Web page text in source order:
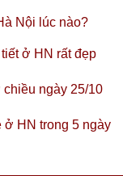
Nội lúc nào?
ở HN rất đẹp
chiều ngày 25/10
ở HN trong 5 ngày